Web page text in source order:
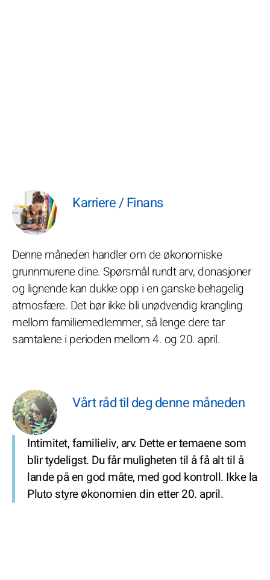
Karriere / Finans
Denne måneden handler om de økonomiske
grunnmurene dine. Spørsmål rundt arv, donasjoner
og lignende kan dukke opp i en ganske behagelig
atmosfære. Det bør ikke bli unødvendig krangling
mellom familiemedlemmer, så lenge dere tar
samtalene i perioden mellom 4. og 20. april.
Vårt råd til deg denne måneden
Intimitet, familieliv, arv. Dette er temaene som
blir tydeligst. Du får muligheten til å få alt til å
lande på en god måte, med god kontroll. Ikke la
Pluto styre økonomien din etter 20. april.